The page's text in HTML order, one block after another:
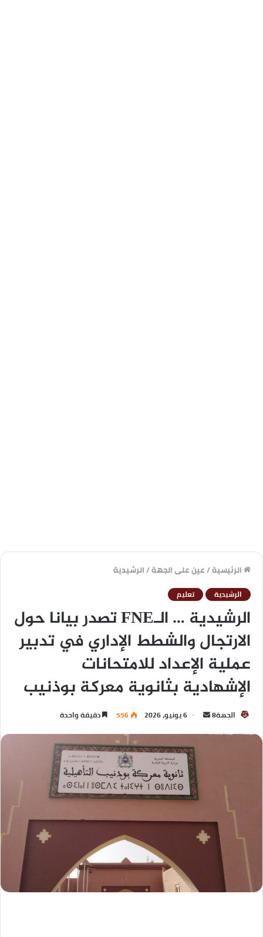
الرئيسية/عين على الجهة/الرشيدية
الرشيدية تعليم
الرشيدية … الـFNE تصدر بيانا حول
الارتجال والشطط الإداري في تدبير
عملية الإعداد للامتحانات
الإشهادية بثانوية معركة بوذنيب
الجهة8 6 يونيو، 2026 556 دقيقة واحدة